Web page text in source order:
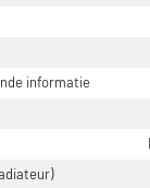
informatie